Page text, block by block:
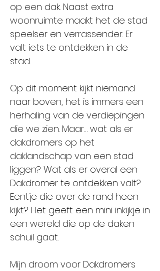
op een dak. Naast extra
woonruimte maakt het de stad
speelser en verrassender. Er
valt iets te ontdekken in de
stad.
Op dit moment kijkt niemand
naar boven, het is immers een
herhaling van de verdiepingen
die we zien. Maar… wat als er
dakdromers op het
daklandschap van een stad
liggen? Wat als er overal een
Dakdromer te ontdekken valt?
Eentje die over de rand heen
kijkt? Het geeft een mini inkijkje in
een wereld die op de daken
schuil gaat.
Mijn droom voor Dakdromers